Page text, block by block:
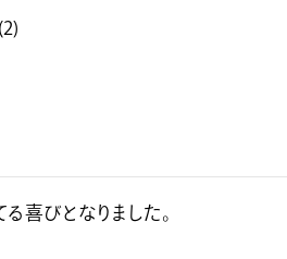
2
喜びとなりました。